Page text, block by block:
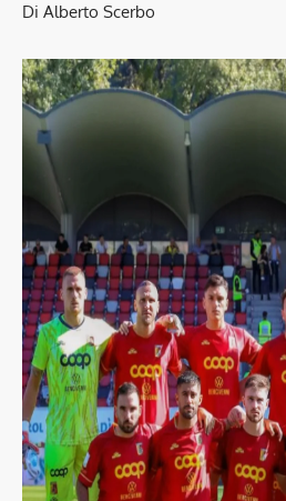
Di Alberto Scerbo